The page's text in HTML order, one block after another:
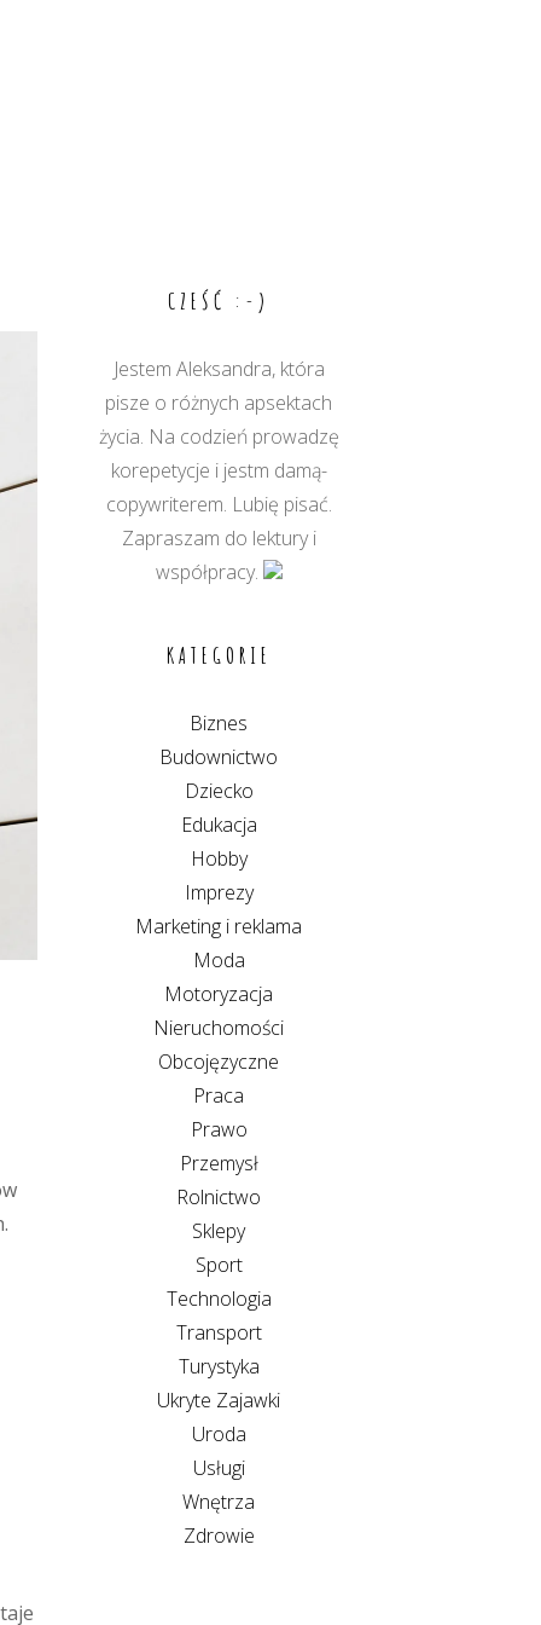
CZEŚĆ :-)
Jestem Aleksandra, która
pisze o różnych apsektach
życia. Na codzień prowadzę
korepetycje i jestm damą-
copywriterem. Lubię pisać.
Zapraszam do lektury i
współpracy.
KATEGORIE
Biznes
Budownictwo
Dziecko
Edukacja
Hobby
Imprezy
Marketing i reklama
Moda
Motoryzacja
Nieruchomości
Obcojęzyczne
Praca
Prawo
Przemysł
Rolnictwo
Sklepy
Sport
Technologia
Transport
Turystyka
Ukryte Zajawki
Uroda
Usługi
Wnętrza
Zdrowie